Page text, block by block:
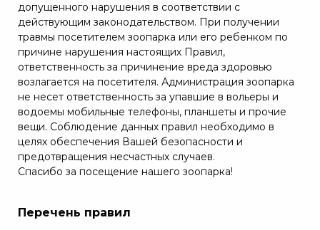
допущенного нарушения в соответствии с
действующим законодательством. При получении
травмы посетителем зоопарка или его ребенком по
причине нарушения настоящих Правил,
ответственность за причинение вреда здоровью
возлагается на посетителя. Администрация зоопарка
не несет ответственность за упавшие в вольеры и
водоемы мобильные телефоны, планшеты и прочие
вещи. Соблюдение данных правил необходимо в
целях обеспечения Вашей безопасности и
предотвращения несчастных случаев.
Спасибо за посещение нашего зоопарка!
Перечень правил